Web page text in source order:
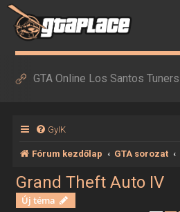
GTA Online Los Santos Tuners
GyIK
Fórum kezdőlap GTA sorozat
Grand Theft Auto IV
Új téma